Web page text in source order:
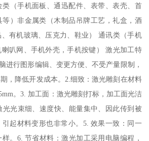
（手机面板、通迅配件、表带、表壳、首
）非金属类（木制品吊牌工艺，礼盒，酒
有机玻璃、压克力、鞋业） 通讯类（手机
叭网、手机外壳，手机按键） 激光加工特
进行图形编辑、变更方便、不受产量限制，
，降低开发成本。2.细致：激光雕刻在材料
。3. 加工面：激光雕刻打标，加工面光洁
光光束细、速度快、能量集中、因此传到被
起材料变形也非常小。5. 效果一致：同一
。6. 节省材料：激光加工采用电脑编程，